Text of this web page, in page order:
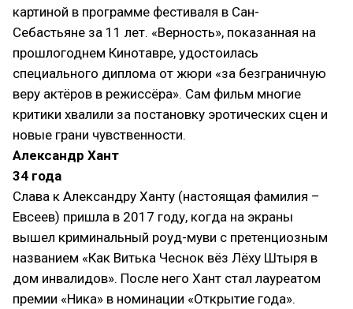
картиной в программе фестиваля в Сан-
Себастьяне за 11 лет. «Верность», показанная на
прошлогоднем Кинотавре, удостоилась
специального диплома от жюри «за безграничную
веру актёров в режиссёра». Сам фильм многие
критики хвалили за постановку эротических сцен и
новые грани чувственности.
Александр Хант
34 года
Слава к Александру Ханту (настоящая фамилия –
Евсеев) пришла в 2017 году, когда на экраны
вышел криминальный роуд-муви с претенциозным
названием «Как Витька Чеснок вёз Лёху Штыря в
дом инвалидов». После него Хант стал лауреатом
премии «Ника» в номинации «Открытие года».